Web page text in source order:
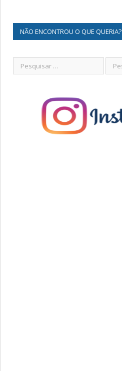
NÃO ENCONTROU O QUE QUERIA?